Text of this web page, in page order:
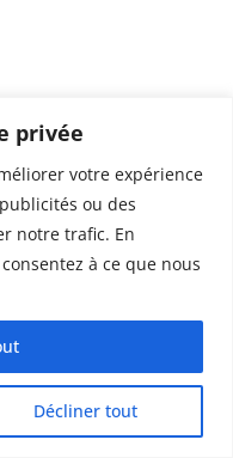
privée
votre expérience
ou des
notre trafic. En
à ce que nous
Décliner tout